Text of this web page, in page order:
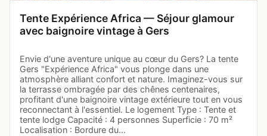
Tente Expérience Africa — Séjour glamour
avec baignoire vintage à Gers
Envie d'une aventure unique au cœur du Gers? La tente
Gers "Expérience Africa" vous plonge dans une
atmosphère alliant confort et nature. Imaginez-vous sur
la terrasse ombragée par des chênes centenaires,
profitant d'une baignoire vintage extérieure tout en vous
reconnectant à l'essentiel. Le logement Type : Tente et
tente lodge Capacité : 4 personnes Superficie : 70 m²
Localisation : Bordure du…